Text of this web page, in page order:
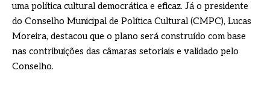
uma política cultural democrática e eficaz. Já o presidente
do Conselho Municipal de Política Cultural (CMPC), Lucas
Moreira, destacou que o plano será construído com base
nas contribuições das câmaras setoriais e validado pelo
Conselho.